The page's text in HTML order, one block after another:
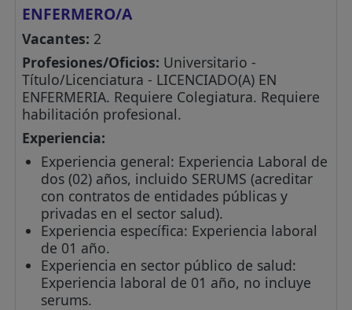
ENFERMERO/A
Vacantes: 2
Profesiones/Oficios: Universitario -
Título/Licenciatura - LICENCIADO(A) EN
ENFERMERIA. Requiere Colegiatura. Requiere
habilitación profesional.
Experiencia:
Experiencia general: Experiencia Laboral de
dos (02) años, incluido SERUMS (acreditar
con contratos de entidades públicas y
privadas en el sector salud).
Experiencia específica: Experiencia laboral
de 01 año.
Experiencia en sector público de salud:
Experiencia laboral de 01 año, no incluye
serums.